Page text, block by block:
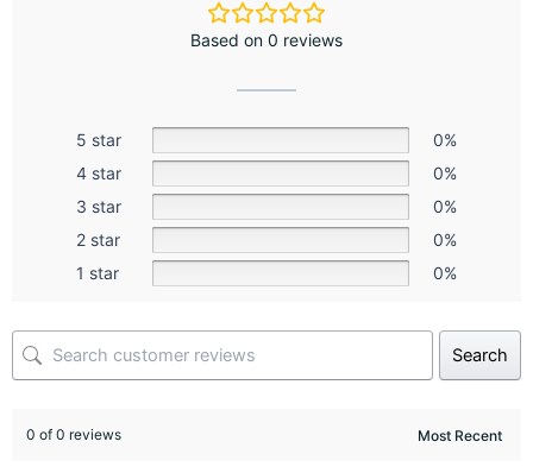
Based on 0 reviews
5 star
0%
4 star
0%
3 star
0%
2 star
0%
1 star
0%
Search
0 of 0 reviews